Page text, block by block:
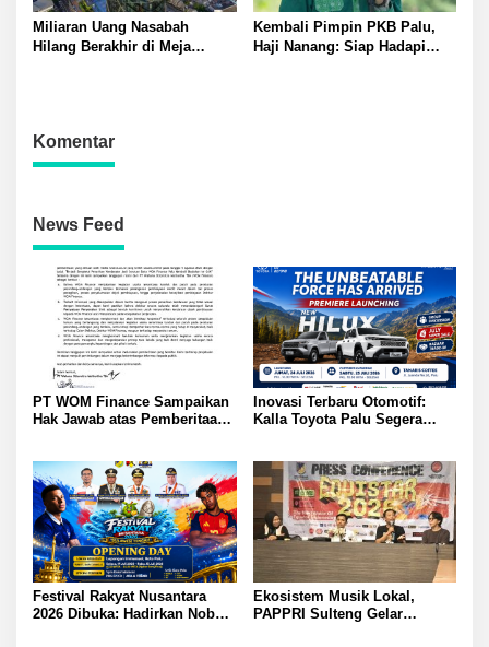
Miliaran Uang Nasabah
Hilang Berakhir di Meja
Kembali Pimpin PKB Palu,
Haji Nanang: Siap Hadapi
Komentar
News Feed
PT WOM Finance Sampaikan
Hak Jawab atas Pemberitaan
Ketentuan
Inovasi Terbaru Otomotif:
Kalla Toyota Palu Segera
Festival Rakyat Nusantara
2026 Dibuka: Hadirkan Nobar
Ekosistem Musik Lokal,
PAPPRI Sulteng Gelar